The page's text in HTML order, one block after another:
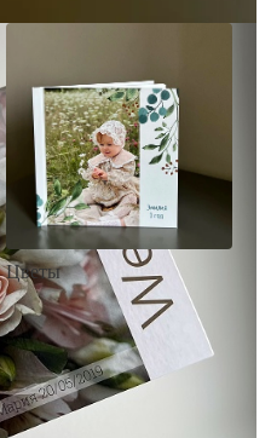
Цветы
• Декор цветы
• Выбор цвета фона
• Загрузка фото и текста
Заказать